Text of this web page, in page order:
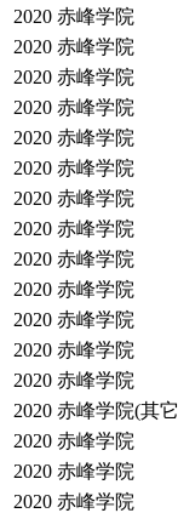
2020 赤峰学院
2020 赤峰学院
2020 赤峰学院
2020 赤峰学院
2020 赤峰学院
2020 赤峰学院
2020 赤峰学院
2020 赤峰学院
2020 赤峰学院
2020 赤峰学院
2020 赤峰学院
2020 赤峰学院
2020 赤峰学院
2020 赤峰学院(其
2020 赤峰学院
2020 赤峰学院
2020 赤峰学院